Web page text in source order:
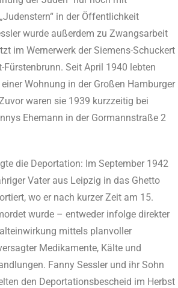
in der Öffentlichkeit
wurde außerdem zu Zwangsarbeit
im Wernerwerk der Siemens-Schuckert
Fürstenbrunn. Seit April 1940 lebten
Wohnung in der Großen Hamburger
waren sie 1939 kurzzeitig bei
Ehemann in der Gormannstraße 2
die Deportation: Im September 1942
Vater aus Leipzig in das Ghetto
wo er nach kurzer Zeit am 15.
wurde – entweder infolge direkter
mittels planvoller
Medikamente, Kälte und
Fanny Sessler und ihr Sohn
den Deportationsbescheid im Herbst